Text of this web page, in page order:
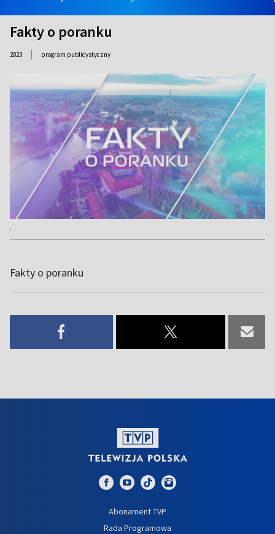
Fakty o poranku
2023 | program publicystyczny
.
Fakty o poranku
Abonament TVP
Rada Programowa